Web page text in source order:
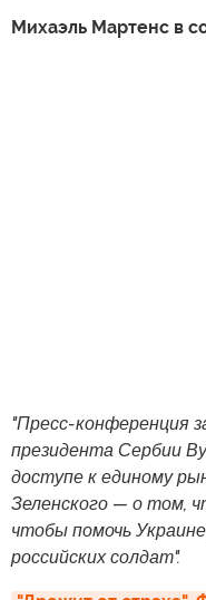
Михаэль Мартенс в
"Пресс-конференция
президента Сербии
доступе к единому
Зеленского — о том,
чтобы помочь
российских солдат".